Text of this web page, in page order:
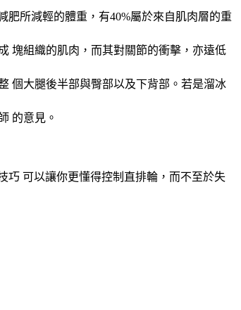
所減輕的體重，有40%屬於來自肌肉層的重
塊組織的肌肉，而其對關節的衝擊，亦遠低
個大腿後半部與臀部以及下背部。若是溜冰
的意見。
巧 可以讓你更懂得控制直排輪，而不至於失